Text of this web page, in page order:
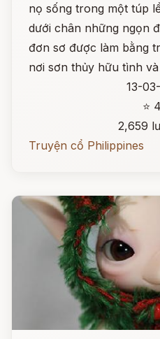
nọ sống trong một túp
dưới chân những ngọn
đơn sơ được làm bằng
nơi sơn thủy hữu tình
13-
⭐
2,659
Truyện cổ Philippines